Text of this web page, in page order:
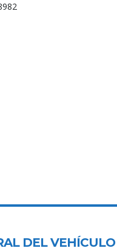
DEL VEHÍCULO